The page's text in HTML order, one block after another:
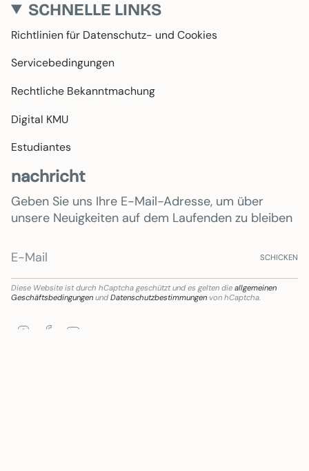
SCHNELLE LINKS
Richtlinien für Datenschutz- und Cookies
Servicebedingungen
Rechtliche Bekanntmachung
Digital KMU
Estudiantes
nachricht
Geben Sie uns Ihre E-Mail-Adresse, um über
unsere Neuigkeiten auf dem Laufenden zu bleiben
SCHICKEN
Diese Website ist durch hCaptcha geschützt und es gelten die allgemeinen
Geschäftsbedingungen und Datenschutzbestimmungen von hCaptcha.
InstagramFacebook